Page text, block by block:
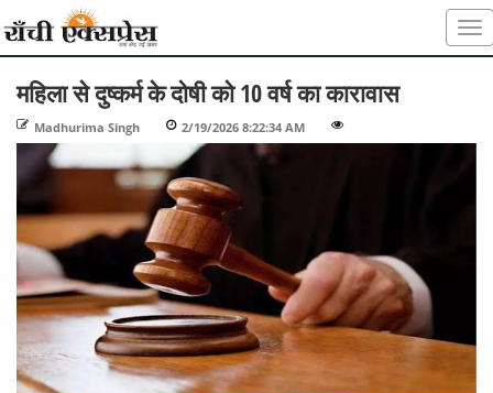
महिला से दुष्कर्म के दोषी को 10 वर्ष का कारावास
Madhurima Singh 2/19/2026 8:22:34 AM